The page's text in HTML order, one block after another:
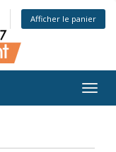
Afficher le panier